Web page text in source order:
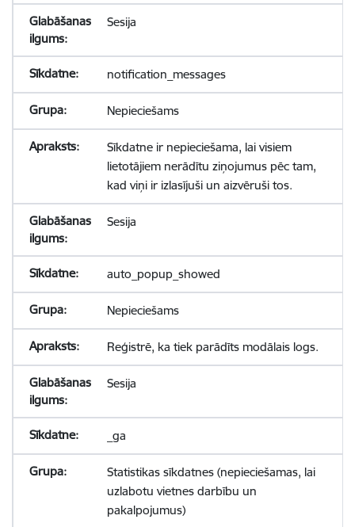
Sesija
notification_messages
Nepieciešams
Sīkdatne ir nepieciešama, lai visiem
lietotājiem nerādītu ziņojumus pēc tam,
kad viņi ir izlasījuši un aizvēruši tos.
Sesija
auto_popup_showed
Nepieciešams
Reģistrē, ka tiek parādīts modālais logs.
Sesija
_ga
Statistikas sīkdatnes (nepieciešamas, lai
uzlabotu vietnes darbību un
pakalpojumus)